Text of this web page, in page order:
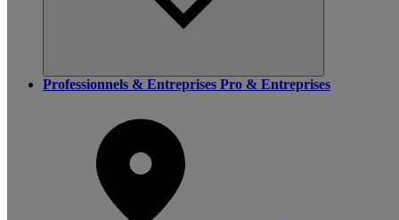
Professionnels & Entreprises Pro & Entreprises